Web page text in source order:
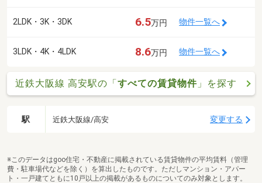
2LDK・3K・3DK 6.5万円 物件一覧へ
3LDK・4K・4LDK 8.6万円 物件一覧へ
近鉄大阪線 高安駅の「すべての賃貸物件 」を探す
駅 近鉄大阪線/高安 変更する
※このデータはgoo住宅・不動産に掲載されている賃貸物件の平均賃料（管理
費・駐車場代などを除く）を算出したものです。ただしマンション・アパー
ト・一戸建てともに10戸以上の掲載があるものについてのみ対象とします。